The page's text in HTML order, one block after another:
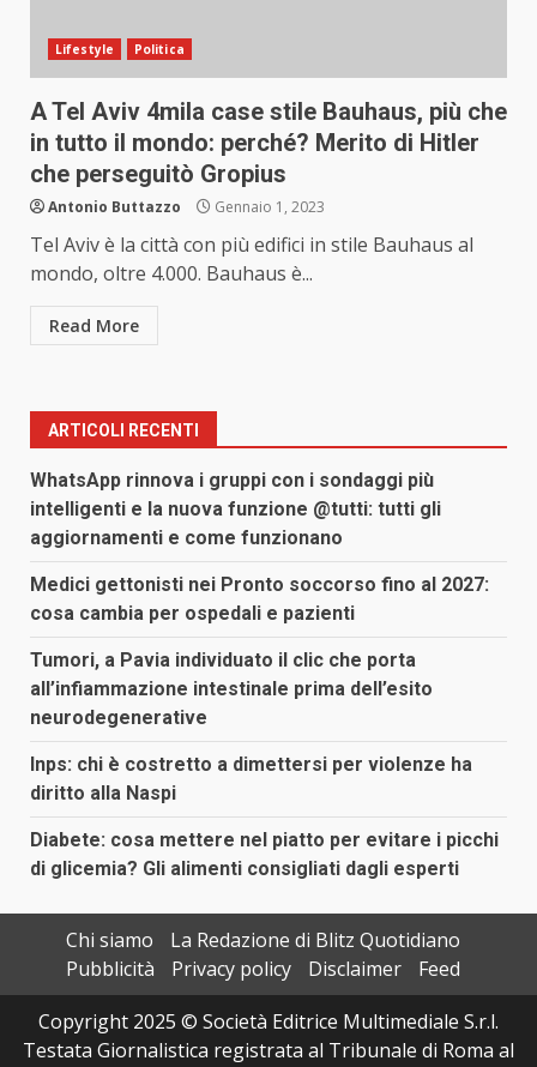
Lifestyle Politica
A Tel Aviv 4mila case stile Bauhaus, più che
in tutto il mondo: perché? Merito di Hitler
che perseguitò Gropius
Antonio Buttazzo Gennaio 1, 2023
Tel Aviv è la città con più edifici in stile Bauhaus al
mondo, oltre 4.000. Bauhaus è...
Read More
ARTICOLI RECENTI
WhatsApp rinnova i gruppi con i sondaggi più
intelligenti e la nuova funzione @tutti: tutti gli
aggiornamenti e come funzionano
Medici gettonisti nei Pronto soccorso fino al 2027:
cosa cambia per ospedali e pazienti
Tumori, a Pavia individuato il clic che porta
all’infiammazione intestinale prima dell’esito
neurodegenerative
Inps: chi è costretto a dimettersi per violenze ha
diritto alla Naspi
Diabete: cosa mettere nel piatto per evitare i picchi
di glicemia? Gli alimenti consigliati dagli esperti
Chi siamo
La Redazione di Blitz Quotidiano
Pubblicità
Privacy policy Disclaimer
Feed
Copyright 2025 © Società Editrice Multimediale S.r.l.
Testata Giornalistica registrata al Tribunale di Roma al